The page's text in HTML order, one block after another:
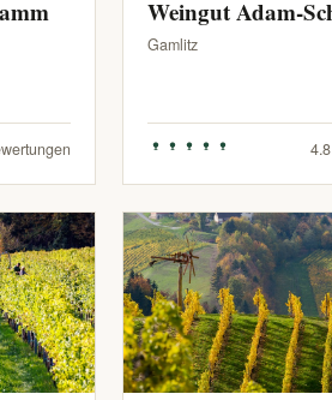
Weingut Adam-
Gamlitz